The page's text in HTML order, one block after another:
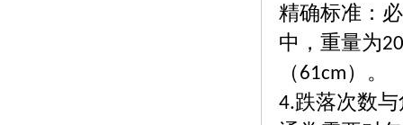
精确标准：
中，重量为
（61cm）。
4.跌落次数